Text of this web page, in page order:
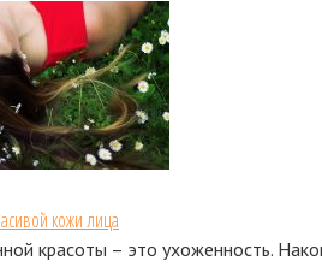
кожи лица
красоты – это ухоженность.